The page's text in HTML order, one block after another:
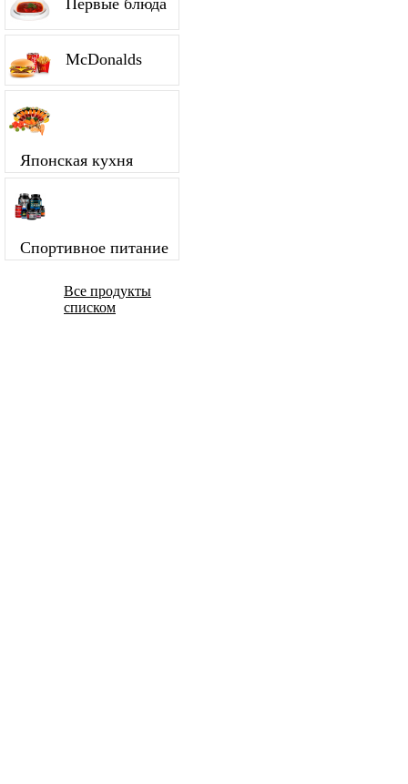
Первые блюда
McDonalds
Японская кухня
Спортивное питание
Все продукты
списком